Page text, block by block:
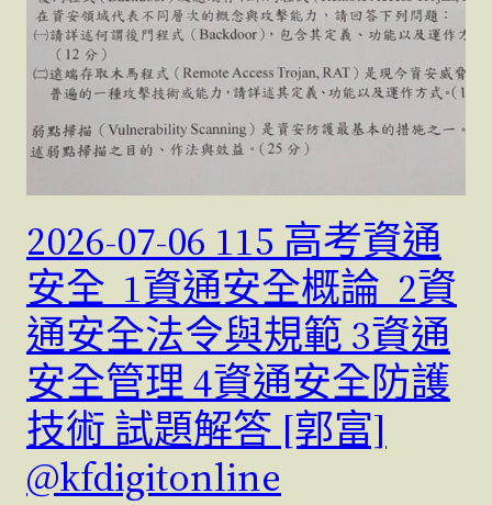
2026-07-06 115 高考資通
安全 1資通安全概論 2資
通安全法令與規範 3資通
安全管理 4資通安全防護
技術 試題解答 [郭富]
@kfdigitonline